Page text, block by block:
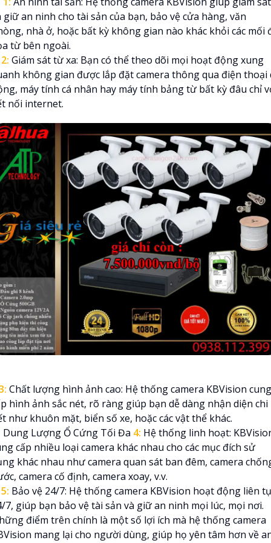
giữ an ninh cho tài sản của bạn, bảo vệ cửa hàng, văn
nhà ở, hoặc bất kỳ không gian nào khác khỏi các mối
từ bên ngoài.
2: Giám sát từ xa: Bạn có thể theo dõi mọi hoạt động xung
không gian được lắp đặt camera thông qua điện thoại
máy tính cá nhân hay máy tính bảng từ bất kỳ đâu chỉ
nối internet.
Chất lượng hình ảnh cao: Hệ thống camera KBVision cung
hình ảnh sắc nét, rõ ràng giúp bạn dễ dàng nhận diện chi
như khuôn mặt, biển số xe, hoặc các vật thể khác.
Dung Lượng Ổ Cứng Tối Đa 4: Hệ thống linh hoạt:
cấp nhiều loại camera khác nhau cho các mục đích sử
khác nhau như camera quan sát ban đêm, camera
camera cố định, camera xoay, v.v.
5: Bảo vệ 24/7: Hệ thống camera KBVision hoạt động liên
7, giúp bạn bảo vệ tài sản và giữ an ninh mọi lúc, mọi nơi.
điểm trên chính là một số lợi ích mà hệ thống camera
mang lại cho người dùng, giúp họ yên tâm hơn về